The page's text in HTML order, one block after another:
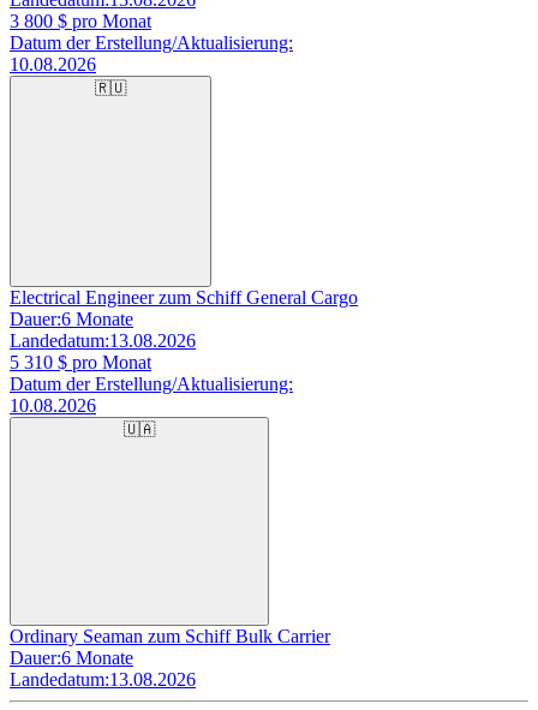
3 800 $ pro Monat
Datum der Erstellung/Aktualisierung:
10.08.2026
🇷🇺
Electrical Engineer zum Schiff General Cargo
Dauer:6 Monate
Landedatum:13.08.2026
5 310 $ pro Monat
Datum der Erstellung/Aktualisierung:
10.08.2026
🇺🇦
Ordinary Seaman zum Schiff Bulk Carrier
Dauer:6 Monate
Landedatum:13.08.2026